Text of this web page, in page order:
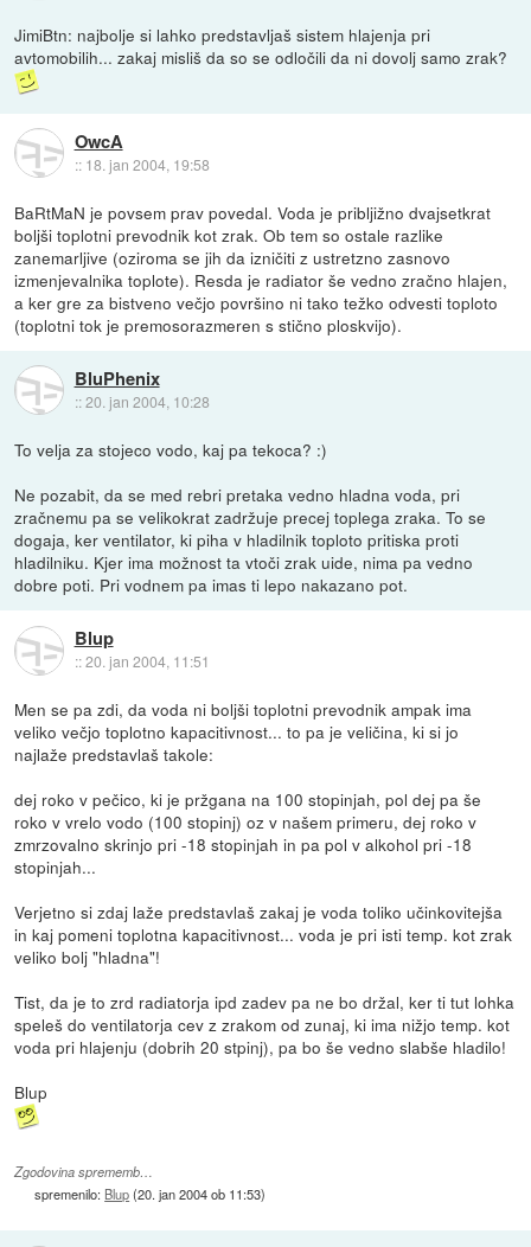
JimiBtn: najbolje si lahko predstavljaš sistem hlajenja pri
avtomobilih... zakaj misliš da so se odločili da ni dovolj samo zrak?
OwcA
:: 18. jan 2004, 19:58
BaRtMaN je povsem prav povedal. Voda je pribljižno dvajsetkrat
boljši toplotni prevodnik kot zrak. Ob tem so ostale razlike
zanemarljive (oziroma se jih da izničiti z ustretzno zasnovo
izmenjevalnika toplote). Resda je radiator še vedno zračno hlajen,
a ker gre za bistveno večjo površino ni tako težko odvesti toploto
(toplotni tok je premosorazmeren s stično ploskvijo).
BluPhenix
::20. jan 2004, 10:28
To velja za stojeco vodo, kaj pa tekoca? :)
Ne pozabit, da se med rebri pretaka vedno hladna voda, pri
zračnemu pa se velikokrat zadržuje precej toplega zraka. To se
dogaja, ker ventilator, ki piha v hladilnik toploto pritiska proti
hladilniku. Kjer ima možnost ta vtoči zrak uide, nima pa vedno
dobre poti. Pri vodnem pa imas ti lepo nakazano pot.
Blup
::20. jan 2004, 11:51
Men se pa zdi, da voda ni boljši toplotni prevodnik ampak ima
veliko večjo toplotno kapacitivnost... to pa je veličina, ki si jo
najlaže predstavlaš takole:
dej roko v pečico, ki je pržgana na 100 stopinjah, pol dej pa še
roko v vrelo vodo (100 stopinj) oz v našem primeru, dej roko v
zmrzovalno skrinjo pri -18 stopinjah in pa pol v alkohol pri -18
stopinjah...
Verjetno si zdaj laže predstavlaš zakaj je voda toliko učinkovitejša
in kaj pomeni toplotna kapacitivnost... voda je pri isti temp. kot zrak
veliko bolj "hladna"!
Tist, da je to zrd radiatorja ipd zadev pa ne bo držal, ker ti tut lohka
speleš do ventilatorja cev z zrakom od zunaj, ki ima nižjo temp. kot
voda pri hlajenju (dobrih 20 stpinj), pa bo še vedno slabše hladilo!
Blup
Zgodovina sprememb…
spremenilo: Blup(20. jan 2004 ob 11:53)